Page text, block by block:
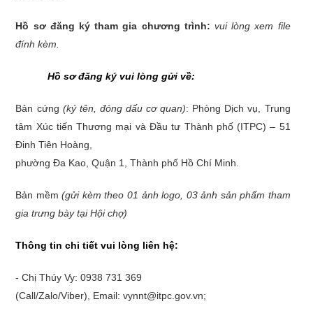
Hồ sơ đăng ký tham gia chương trình: vui lòng xem file
đính kèm.
Hồ sơ đăng ký vui lòng gửi về:
Bản cứng (ký tên, đóng dấu cơ quan): Phòng Dịch vụ, Trung
tâm Xúc tiến Thương mại và Đầu tư Thành phố (ITPC) – 51
Đinh Tiên Hoàng,
phường Đa Kao, Quận 1, Thành phố Hồ Chí Minh.
Bản mềm(gửi kèm theo 01 ảnh logo, 03 ảnh sản phẩm tham
gia trưng bày tại Hội chợ)
Thông tin chi tiết vui lòng liên hệ:
- Chị Thúy Vy: 0938 731 369
(Call/Zalo/Viber), Email: vynnt@itpc.gov.vn;